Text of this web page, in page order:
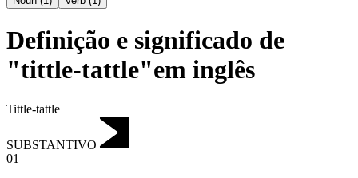
Definição e significado de
"tittle-tattle"em inglês
Tittle-tattle
SUBSTANTIVO
01